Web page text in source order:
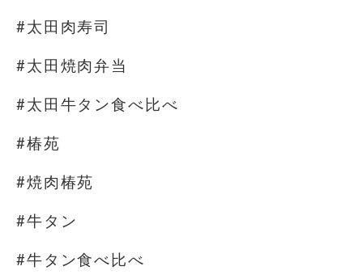
#太田肉寿司
#太田焼肉弁当
#太田牛タン食べ比べ
#椿苑
#焼肉椿苑
#牛タン
#牛タン食べ比べ